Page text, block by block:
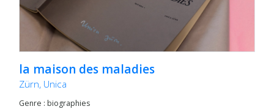
la maison des maladies
Zürn, Unica
Genre : biographies